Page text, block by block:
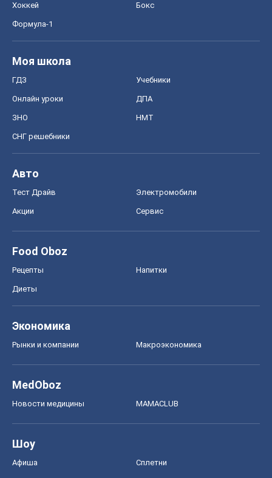
Хоккей Бокс
Формула-1
Моя школа
ГДЗ Учебники
Онлайн уроки ДПА
ЗНО НМТ
СНГ решебники
Авто
Тест Драйв Электромобили
Акции Сервис
Food Oboz
Рецепты Напитки
Диеты
Экономика
Рынки и компании Mакроэкономика
MedOboz
Новости медицины MAMACLUB
Шоу
Афиша Сплетни